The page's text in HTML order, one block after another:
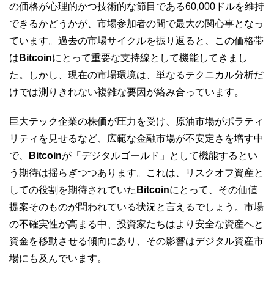
の価格が心理的かつ技術的な節目である60,000ドルを維持
できるかどうかが、市場参加者の間で最大の関心事となっ
ています。過去の市場サイクルを振り返ると、この価格帯
は Bitcoinにとって重要な支持線として機能してきまし
た。しかし、現在の市場環境は、単なるテクニカル分析だ
けでは測りきれない複雑な要因が絡み合っています。
巨大テック企業の株価が圧力を受け、原油市場がボラティ
リティを見せるなど、広範な金融市場が不安定さを増す中
で、
Bitcoinが「デジタルゴールド」として機能するとい
う期待は揺らぎつつあります。これは、リスクオフ資産と
しての役割を期待されていた Bitcoinにとって、その価値
提案そのものが問われている状況と言えるでしょう。市場
の不確実性が高まる中、投資家たちはより安全な資産へと
資金を移動させる傾向にあり、その影響はデジタル資産市
場にも及んでいます。